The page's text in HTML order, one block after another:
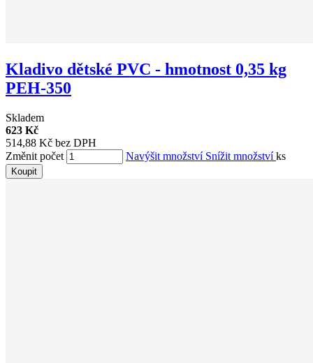
Kladivo dětské PVC - hmotnost 0,35 kg
PEH-350
Skladem
623 Kč
514,88 Kč bez DPH
Změnit počet
Navýšit množství Snížit množstvíks
Koupit